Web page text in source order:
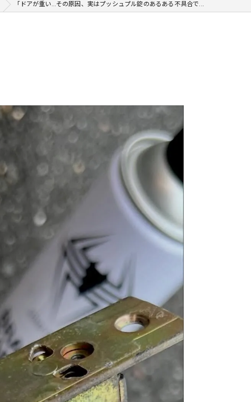
「ドアが重い…その原因、実はプッシュプル錠のあるある不具合で...